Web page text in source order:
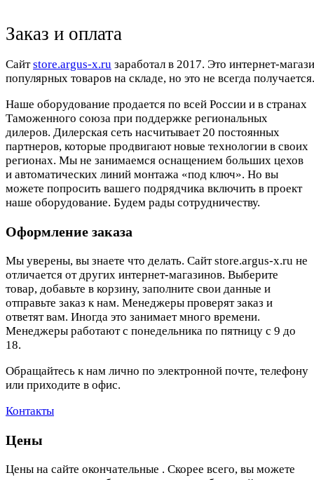
Заказ и оплата
Cайтstore.argus-x.ru заработал в 2017. Это интернет-
популярных товаров на складе, но это не всегда
Наше оборудование продается по всей России и в странах
Таможенного союза при поддержке региональных
дилеров. Дилерская сеть насчитывает 20 постоянных
партнеров, которые продвигают новые технологии в своих
регионах. Мы не занимаемся оснащением больших цехов
и автоматических линий монтажа «под ключ». Но вы
можете попросить вашего подрядчика включить в проект
наше оборудование. Будем рады сотрудничеству.
Оформление заказа
Мы уверены, вы знаете что делать. Сайт store.argus-x.ru не
отличается от других интернет-магазинов. Выберите
товар, добавьте в корзину, заполните свои данные и
отправьте заказ к нам. Менеджеры проверят заказ и
ответят вам. Иногда это занимает много времени.
Менеджеры работают с понедельника по пятницу с 9 до
18.
Обращайтесь к нам лично по электронной почте, телефону
или приходите в офис.
Контакты
Цены
Цены на сайте окончательные . Скорее всего, вы можете